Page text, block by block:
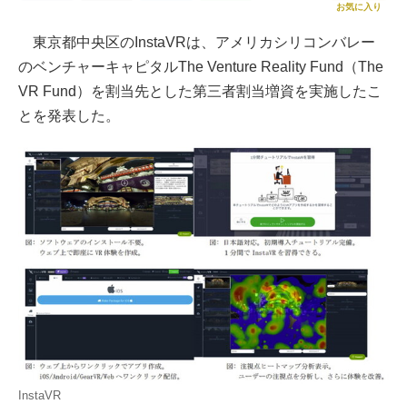
お気に入り
東京都中央区のInstaVRは、アメリカシリコンバレー
のベンチャーキャピタルThe Venture Reality Fund（The
VR Fund）を割当先とした第三者割当増資を実施したこ
とを発表した。
InstaVR